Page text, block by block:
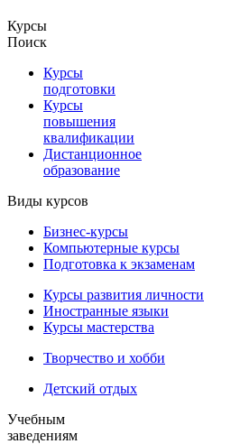
Курсы
Поиск
Курсы
подготовки
Курсы
повышения
квалификации
Дистанционное
образование
Виды курсов
Бизнес-курсы
Компьютерные курсы
Подготовка к экзаменам
Курсы развития личности
Иностранные языки
Курсы мастерства
Творчество и хобби
Детский отдых
Учебным
заведениям